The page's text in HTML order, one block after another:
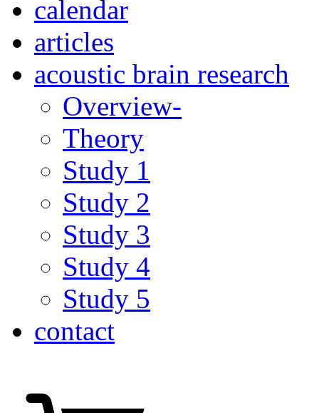
calendar
articles
acoustic brain research
Overview-
Theory
Study 1
Study 2
Study 3
Study 4
Study 5
contact